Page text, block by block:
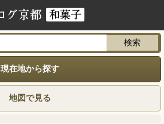
現在地から探す
地図で見る